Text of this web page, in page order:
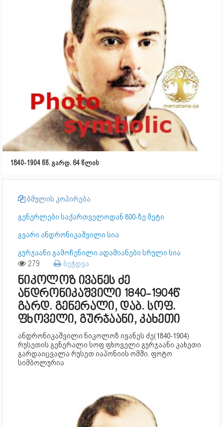
1840-1904 წწ. გარდ. 64 წლის
ბმულის კოპირება
გენერლები საქართველოდან 800-ზე მეტი
გვარი ანდრონიკაშვილი სია
გურჯაანი გამოჩენილი ადამიანები სრული სია
279 ბეჭდვა
ნიკოლოზ ივანეს ძე
ანდრონიკაშვილი 1840-1904წ
გარდ. გენერალი, დაბ. სოფ.
ფხოველი, გურჯაანი, კახეთი
ანდრონიკაშვილი ნიკოლოზ ივანეს ძე(1840-1904)
რუსეთის გენერალი სოფ ფხოველი გურჯაანი კახეთი
გარდაიცვალა რუსეთ იაპონიის ომში. ფოტო
სიმბოლურია